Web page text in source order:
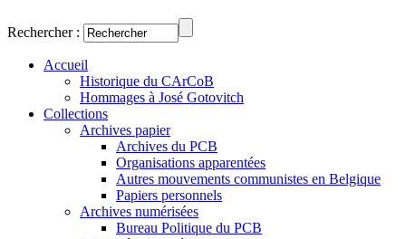
Rechercher :
Accueil
Historique du CArCoB
Hommages à José Gotovitch
Collections
Archives papier
Archives du PCB
Organisations apparentées
Autres mouvements communistes en Belgique
Papiers personnels
Archives numérisées
Bureau Politique du PCB